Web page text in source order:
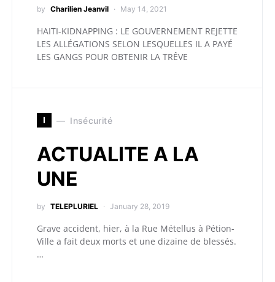
by Charilien Jeanvil May 14, 2021
HAITI-KIDNAPPING : LE GOUVERNEMENT REJETTE
LES ALLÉGATIONS SELON LESQUELLES IL A PAYÉ
LES GANGS POUR OBTENIR LA TRÊVE
I Insécurité
ACTUALITE A LA
UNE
by TELEPLURIEL January 28, 2019
Grave accident, hier, à la Rue Métellus à Pétion-
Ville a fait deux morts et une dizaine de blessés.
…